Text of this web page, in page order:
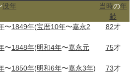
没年 当時の年
齢
〜1849年(宝暦10年〜嘉永2
82才
〜1848年(明和4年〜嘉永元
75才
〜1850年(明和6年〜嘉永3年) 73才